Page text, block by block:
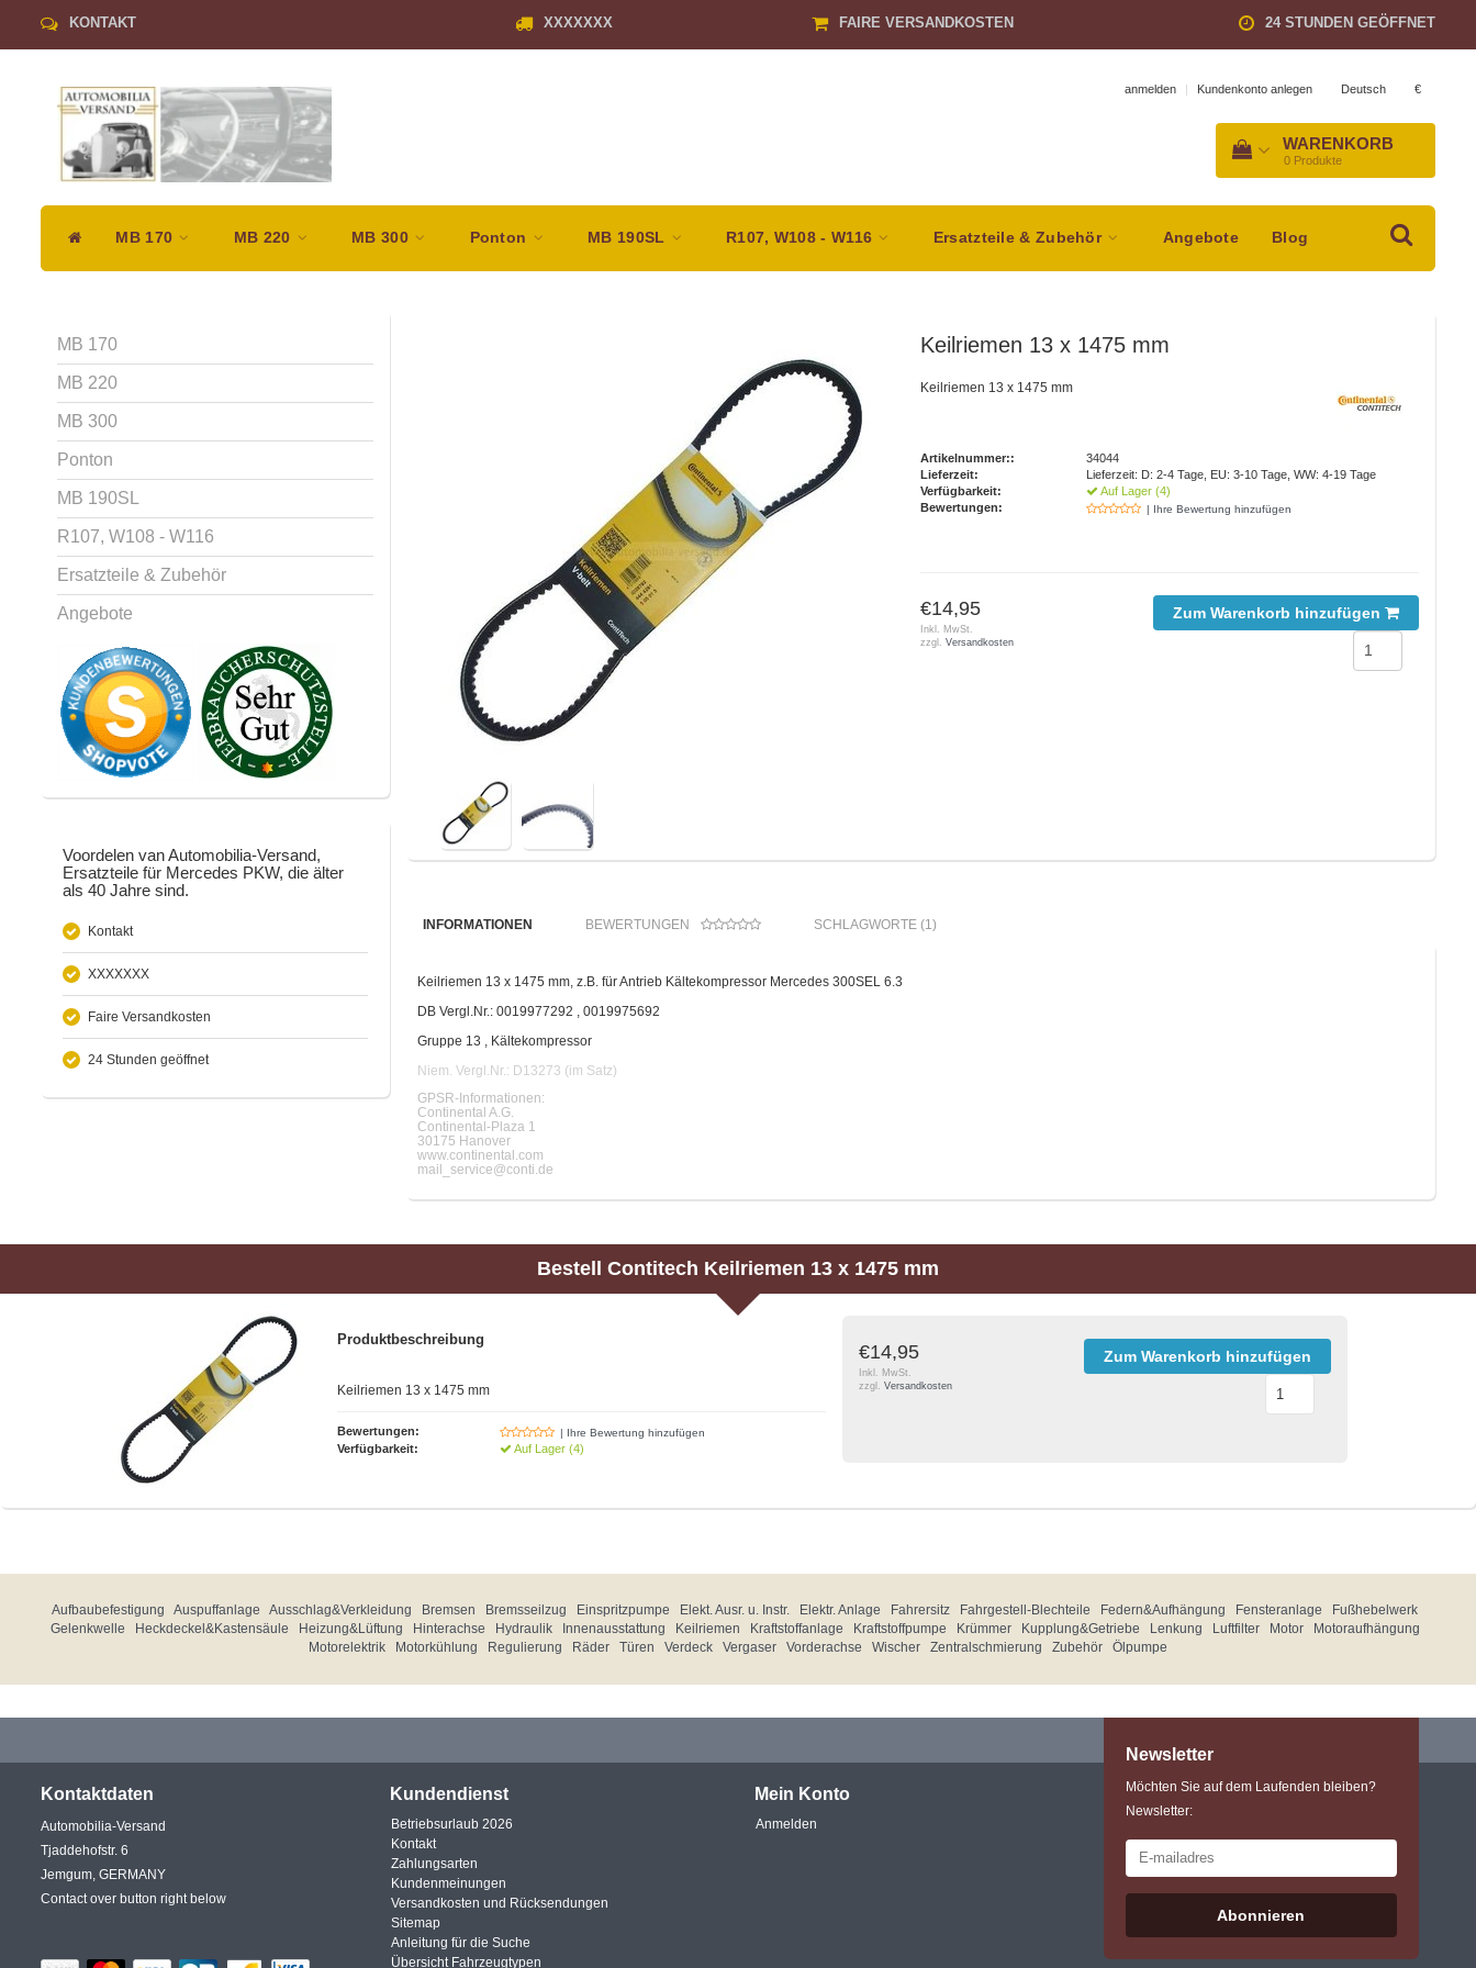
KONTAKT XXXXXXX FAIRE VERSANDKOSTEN 24 STUNDEN GEÖFFNET
anmelden | Kundenkonto anlegen Deutsch €
WARENKORB
0 Produkte
MB 170 MB 220 MB 300 Ponton MB 190SL R107, W108 - W116 Ersatzteile & Zubehör Angebote Blog
MB 170
MB 220
MB 300
Ponton
MB 190SL
R107, W108 - W116
Ersatzteile & Zubehör
Angebote
Voordelen van Automobilia-Versand,
Ersatzteile für Mercedes PKW, die älter
als 40 Jahre sind.
Kontakt
XXXXXXX
Faire Versandkosten
24 Stunden geöffnet
Keilriemen 13 x 1475 mm
Keilriemen 13 x 1475 mm
Artikelnummer::
34044
Lieferzeit:
Lieferzeit: D: 2-4 Tage, EU: 3-10 Tage, WW: 4-19 Tage
Verfügbarkeit:
Auf Lager (4)
Bewertungen:
| Ihre Bewertung hinzufügen
€14,95
Inkl. MwSt.
zzgl.Versandkosten
Zum Warenkorb hinzufügen
INFORMATIONEN BEWERTUNGEN SCHLAGWORTE (1)
Keilriemen 13 x 1475 mm, z.B. für Antrieb Kältekompressor Mercedes 300SEL 6.3
DB Vergl.Nr.: 0019977292 , 0019975692
Gruppe 13 , Kältekompressor
Niem. Vergl.Nr.: D13273 (im Satz)
GPSR-Informationen:
Continental A.G.
Continental-Plaza 1
30175 Hanover
www.continental.com
mail_service@conti.de
Bestell Contitech Keilriemen 13 x 1475 mm
Produktbeschreibung
Keilriemen 13 x 1475 mm
Bewertungen: | Ihre Bewertung hinzufügen
Verfügbarkeit: Auf Lager (4)
€14,95
Inkl. MwSt.
zzgl. Versandkosten
Zum Warenkorb hinzufügen
Aufbaubefestigung Auspuffanlage Ausschlag&Verkleidung Bremsen Bremsseilzug Einspritzpumpe Elekt. Ausr. u. Instr. Elektr. Anlage Fahrersitz Fahrgestell-Blechteile Federn&Aufhängung Fensteranlage
Fußhebelwerk
Gelenkwelle
Heckdeckel&Kastensäule Heizung&Lüftung Hinterachse Hydraulik Innenausstattung Keilriemen Kraftstoffanlage Kraftstoffpumpe Krümmer Kupplung&Getriebe Lenkung Luftfilter Motor
Motoraufhängung
Motorelektrik
Motorkühlung Regulierung Räder Türen Verdeck Vergaser Vorderachse Wischer Zentralschmierung Zubehör Ölpumpe
Kontaktdaten
Automobilia-Versand
Tjaddehofstr. 6
Jemgum, GERMANY
Contact over button right below
Kundendienst
Betriebsurlaub 2026
Kontakt
Zahlungsarten
Kundenmeinungen
Versandkosten und Rücksendungen
Sitemap
Anleitung für die Suche
Übersicht Fahrzeugtypen
Mein Konto
Anmelden
Newsletter
Möchten Sie auf dem Laufenden bleiben?
Newsletter:
Abonnieren